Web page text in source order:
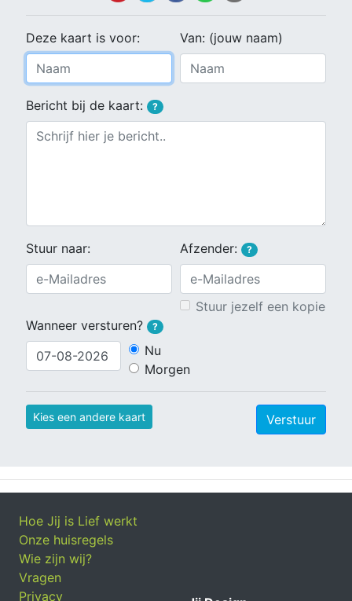
Deze kaart is voor: Van: (jouw naam)
Bericht bij de kaart: ?
Stuur naar: Afzender: ?
Stuur jezelf een kopie
Wanneer versturen?
?
Nu
Morgen
Kies een andere kaart Verstuur
Hoe Jij is Lief werkt
Onze huisregels
Wie zijn wij?
Vragen
Privacy